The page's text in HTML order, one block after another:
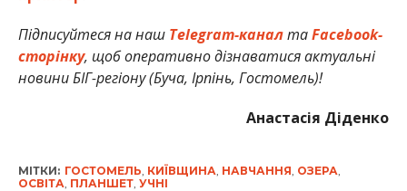
Підписуйтеся на наш Telegram-канал таFacebook-
сторінку, щоб оперативно дізнаватися актуальні
новини БІГ-регіону (Буча, Ірпінь, Гостомель)!
Анастасія Діденко
МІТКИ: ГОСТОМЕЛЬ КИЇВЩИНА НАВЧАННЯ ОЗЕРА
ОСВІТА ПЛАНШЕТ, УЧНІ